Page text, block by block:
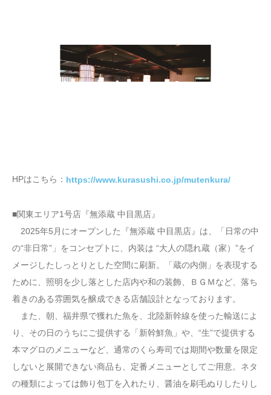
HPはこちら： https://www.kurasushi.co.jp/mutenkura/
■関東エリア1号店『無添蔵 中目黒店』
2025年5月にオープンした『無添蔵 中目黒店』は、「日常の中
の“非日常”」をコンセプトに、内装は “大人の隠れ蔵（家）”をイ
メージしたしっとりとした空間に刷新。「蔵の内側」を表現する
ために、照明を少し落とした店内や和の装飾、ＢＧＭなど、落ち
着きのある雰囲気を醸成できる店舗設計となっております。
また、朝、福井県で獲れた魚を、北陸新幹線を使った輸送によ
り、その日のうちにご提供する「新幹鮮魚」や、“生”で提供する
本マグロのメニューなど、通常のくら寿司では期間や数量を限定
しないと展開できない商品も、定番メニューとしてご用意。ネタ
の種類によっては飾り包丁を入れたり、醤油を刷毛ぬりしたりし